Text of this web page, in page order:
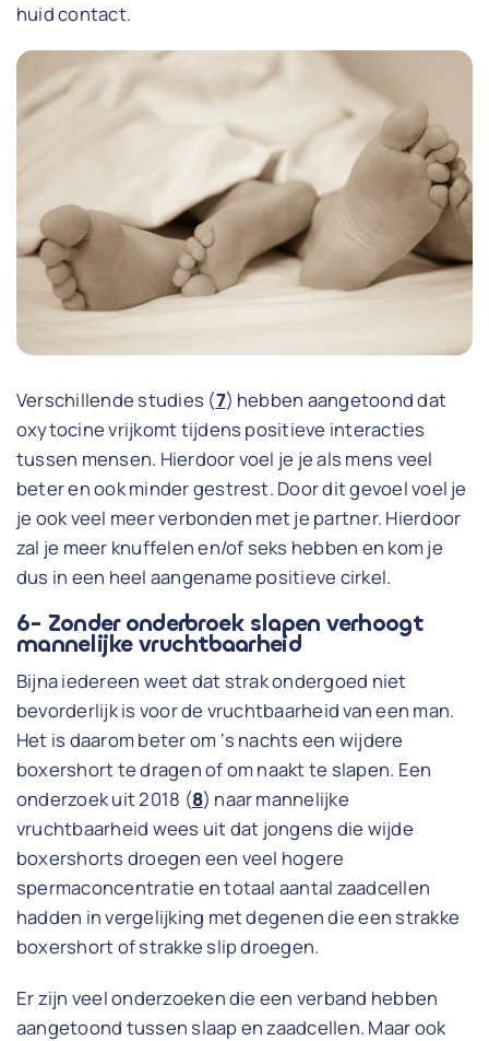
huid contact.
Verschillende studies (7) hebben aangetoond dat
oxytocine vrijkomt tijdens positieve interacties
tussen mensen. Hierdoor voel je je als mens veel
beter en ook minder gestrest. Door dit gevoel voel je
je ook veel meer verbonden met je partner. Hierdoor
zal je meer knuffelen en/of seks hebben en kom je
dus in een heel aangename positieve cirkel.
6- Zonder onderbroek slapen verhoogt
mannelijke vruchtbaarheid
Bijna iedereen weet dat strak ondergoed niet
bevorderlijk is voor de vruchtbaarheid van een man.
Het is daarom beter om ‘s nachts een wijdere
boxershort te dragen of om naakt te slapen. Een
onderzoek uit 2018 (8) naar mannelijke
vruchtbaarheid wees uit dat jongens die wijde
boxershorts droegen een veel hogere
spermaconcentratie en totaal aantal zaadcellen
hadden in vergelijking met degenen die een strakke
boxershort of strakke slip droegen.
Er zijn veel onderzoeken die een verband hebben
aangetoond tussen slaap en zaadcellen. Maar ook